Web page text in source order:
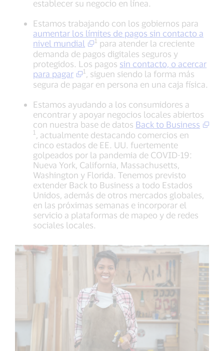
establecer su negocio en línea.
Estamos trabajando con los gobiernos para
aumentar los límites de pagos sin contacto a
nivel mundial
1 para atender la creciente
demanda de pagos digitales seguros y
protegidos. Los pagos sin contacto, o acercar
para pagar
1
, siguen siendo la forma más
segura de pagar en persona en una caja física.
Estamos ayudando a los consumidores a
encontrar y apoyar negocios locales abiertos
con nuestra base de datos Back to Business
1
, actualmente destacando comercios en
cinco estados de EE. UU. fuertemente
golpeados por la pandemia de COVID-19:
Nueva York, California, Massachusetts,
Washington y Florida. Tenemos previsto
extender Back to Business a todo Estados
Unidos, además de otros mercados globales,
en las próximas semanas e incorporar el
servicio a plataformas de mapeo y de redes
sociales locales.